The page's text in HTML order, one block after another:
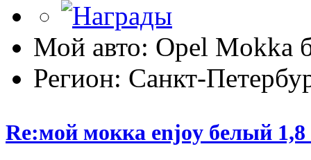
Мой авто: Opel
Регион: Санкт-
Re:мой мокка enjoy белый